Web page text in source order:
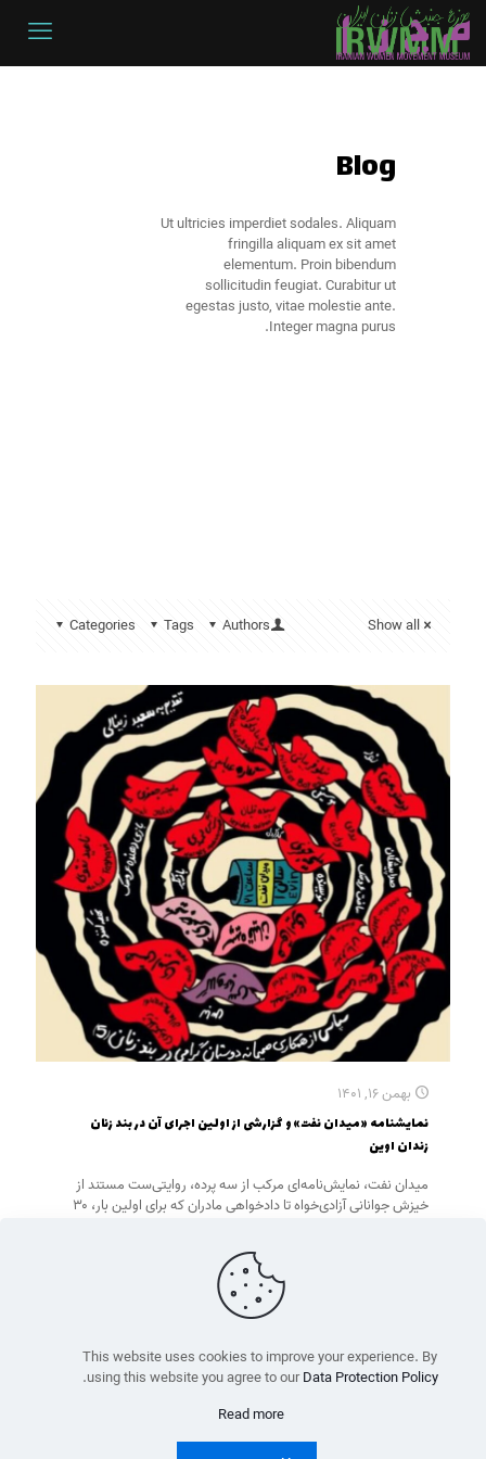
Blog
Ut ultricies imperdiet sodales. Aliquam
fringilla aliquam ex sit amet
elementum. Proin bibendum
sollicitudin feugiat. Curabitur ut
egestas justo, vitae molestie ante.
Integer magna purus.
Categories Tags Authors Show all
بهمن ۱۶, ۱۴۰۱
نمایشنامه «میدان نفت» و گزارشی از اولین اجرای آن در بند زنان
زندان اوین
میدان نفت، نمایش‌نامه‌ای مرکب از سه پرده، روایتی‌ست مستند از
خیزش جوانانی آزادی‌خواه تا دادخواهی مادران که برای اولین بار، ۳۰
گزارشی از نحوه اجرای نمایشنامه به همراه متن آن آمده است.
تمام حقوق برای موزهٔ جنبش زنان محفوظ است
This website uses cookies to improve your experience. By
using this website you agree to ourData Protection Policy
.
Read more